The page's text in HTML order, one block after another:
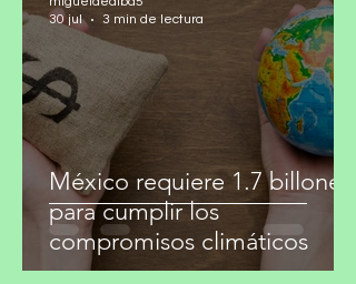
México requiere 1.7 billones
para cumplir los
compromisos climáticos
migueldealba5
30 jul
3 min de lectura